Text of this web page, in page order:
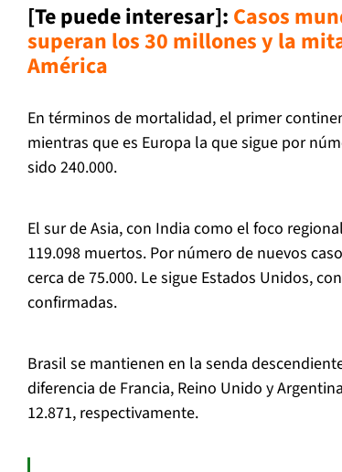
[Te puede interesar]: Casos
superan los 30 millones y la
América
En términos de mortalidad, el primer
mientras que es Europa la que sigue por
sido 240.000.
El sur de Asia, con India como el foco
119.098 muertos. Por número de nuevos
cerca de 75.000. Le sigue Estados Unidos,
confirmadas.
Brasil se mantienen en la senda
diferencia de Francia, Reino Unido y
12.871, respectivamente.